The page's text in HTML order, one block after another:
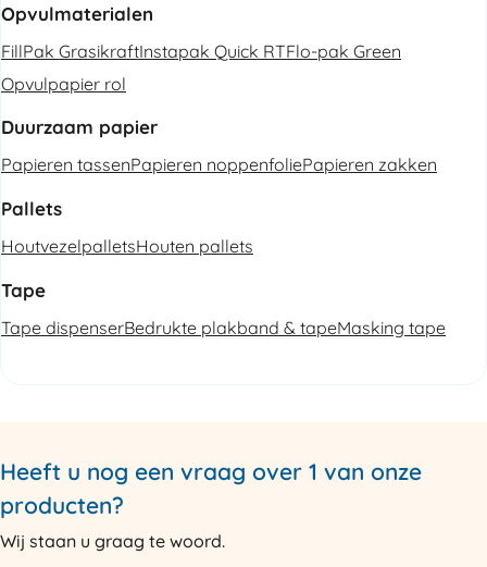
Opvulmaterialen
FillPak GrasikraftInstapak Quick RTFlo-pak Green
Opvulpapier rol
Duurzaam papier
Papieren tassenPapieren noppenfoliePapieren zakken
Pallets
HoutvezelpalletsHouten pallets
Tape
Tape dispenserBedrukte plakband & tapeMasking tape
Heeft u nog een vraag over 1 van onze
producten?
Wij staan u graag te woord.